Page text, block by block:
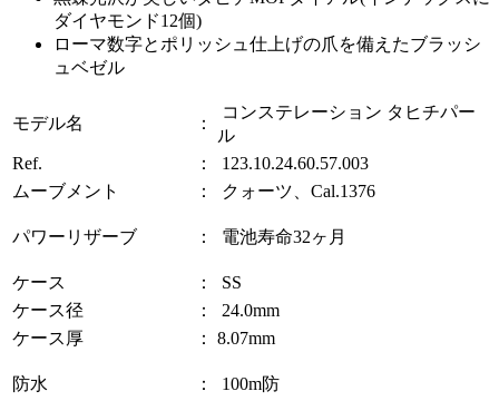
ダイヤモンド12個)
ローマ数字とポリッシュ仕上げの爪を備えたブラッシ
ュベゼル
モデル名 ：
コンステレーション タヒチパー
ル
Ref.
：
123.10.24.60.57.003
ムーブメント
： クォーツ、Cal.1376
パワーリザーブ ： 電池寿命32ヶ月
ケース ：
SS
ケース径
：
24.0mm
ケース厚
： 8.07mm
防水 ： 100m防